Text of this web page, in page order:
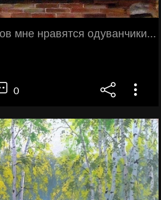
мне нравятся одуванчики...
0